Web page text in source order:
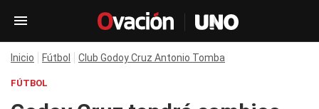
Inicio Fútbol Club Godoy Cruz Antonio Tomba
FÚTBOL